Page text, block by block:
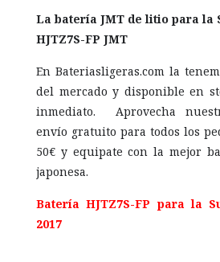
La batería JMT de litio para la
HJTZ7S-FP JMT
En Bateriasligeras.com la
del mercado y disponible en
inmediato. Aprovecha
envío gratuito para todos los
50€ y equipate con la mejor
japonesa.
Batería HJTZ7S-FP para la
2017